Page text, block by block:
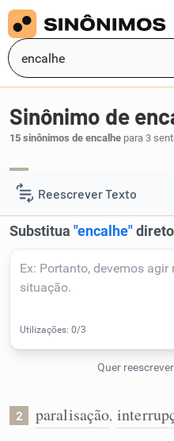
Reescrever Texto
Resumir Texto
Corrigir Texto
Detector de IA
Humanizador de IA
Sinônimo de
15 sinônimos de encalhe para 3
2 paralisação,